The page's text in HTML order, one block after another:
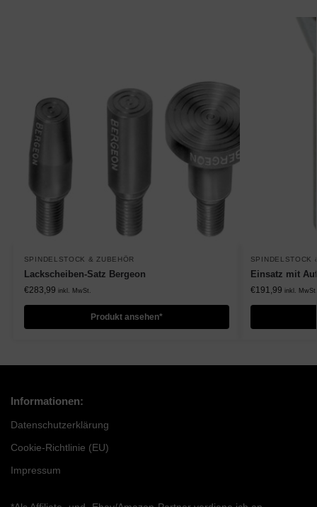
SPINDELSTOCK & ZUBEHÖR
Lackscheiben-Satz Bergeon
€283,99 inkl. MwSt.
Produkt ansehen*
SPINDELSTOCK
Einsatz mit
€191,99 inkl. MwSt.
Informationen:
Datenschutzerklärung
Cookie-Richtlinie (EU)
Impressum